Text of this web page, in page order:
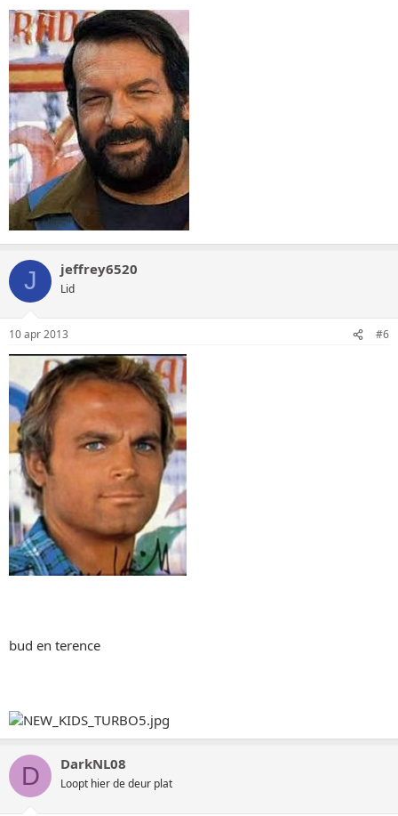
J jeffrey6520
Lid
10 apr 2013 #6
bud en terence
D DarkNL08
Loopt hier de deur plat